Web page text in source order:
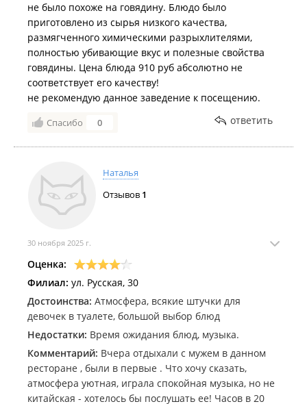
не было похоже на говядину. Блюдо было
приготовлено из сырья низкого качества,
размягченного химическими разрыхлителями,
полностью убивающие вкус и полезные свойства
говядины. Цена блюда 910 руб абсолютно не
соответствует его качеству!
не рекомендую данное заведение к посещению.
Спасибо 0 ответить
Наталья
Отзывов 1
30 ноября 2025 г.
Оценка:
Филиал: ул. Русская, 30
Достоинства: Атмосфера, всякие штучки для
девочек в туалете, большой выбор блюд
Недостатки: Время ожидания блюд, музыка.
Комментарий: Вчера отдыхали с мужем в данном
ресторане , были в первые . Что хочу сказать,
атмосфера уютная, играла спокойная музыка, но не
китайская - хотелось бы послушать ее! Часов в 20